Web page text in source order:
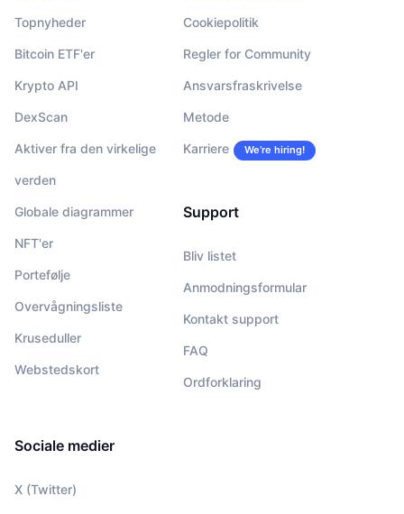
Topnyheder
Bitcoin ETF'er
Krypto API
DexScan
Aktiver fra den virkelige
verden
Globale diagrammer
NFT'er
Portefølje
Overvågningsliste
Kruseduller
Webstedskort
Cookiepolitik
Regler for Community
Ansvarsfraskrivelse
Metode
Karriere We’re hiring!
Support
Bliv listet
Anmodningsformular
Kontakt support
FAQ
Ordforklaring
Sociale medier
X (Twitter)